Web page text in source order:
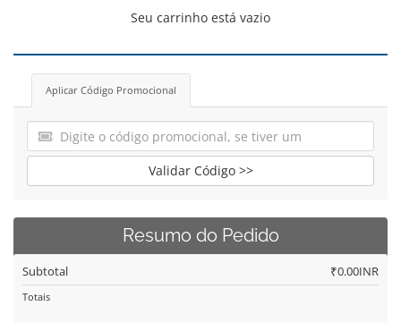
Seu carrinho está vazio
Aplicar Código Promocional
Validar Código >>
Resumo do Pedido
Subtotal ₹0.00INR
Totais